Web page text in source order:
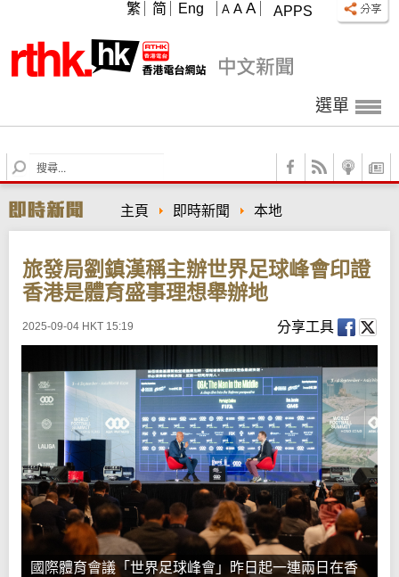
APPS
A A A
繁 简 Eng
選單
S
e
r
c
主頁 即時新聞 本地
旅發局劉鎮漢稱主辦世界足球峰會印證
香港是體育盛事理想舉辦地
2025-09-04 HKT 15:19 分享工具
國際體育會議「世界足球峰會」昨日起一連兩日在香